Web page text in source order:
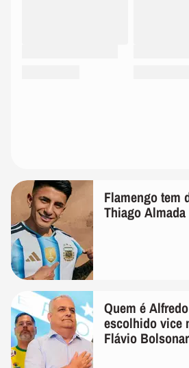
Flamengo tem
Thiago Almada
Quem é
escolhido vice
Flávio